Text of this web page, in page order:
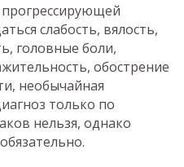
слабость, вялость,
головные боли,
обострение
необычайная
только по
нельзя, однако